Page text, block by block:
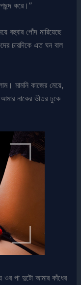
করে।”
বহুবার পোঁদ মারিয়েছে
চারদিকে এত ঘন বাল
মামনি কাজের মেয়ে,
নাকের ভীতর ঢুকে
ওর পা দুটো আমার কাঁধের